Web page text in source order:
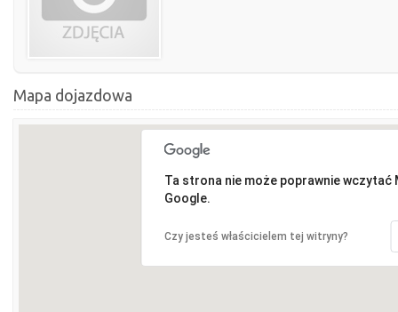
Mapa dojazdowa
Ta strona nie może poprawnie wczytać
Google.
Czy jesteś właścicielem tej witryny?